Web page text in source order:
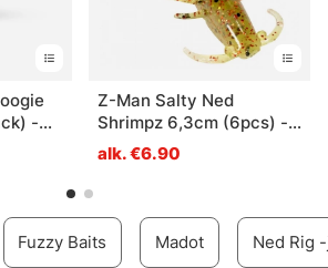
-
Z-Man Salty Ned
Shrimpz 6,3cm (6pcs) -
Houdini
alk. €6.90
Fuzzy Baits Madot Ned Rig